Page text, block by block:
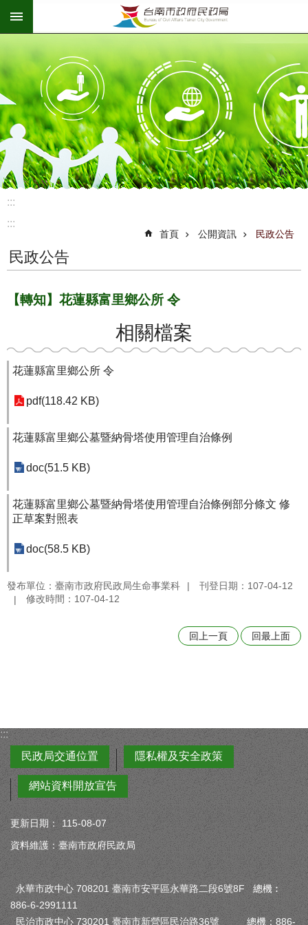
跳到主要內容區塊
:::
:::
首頁 公開資訊 民政公告
民政公告
【轉知】花蓮縣富里鄉公所 令
相關檔案
花蓮縣富里鄉公所 令
pdf(118.42 KB)
花蓮縣富里鄉公墓暨納骨塔使用管理自治條例
doc(51.5 KB)
花蓮縣富里鄉公墓暨納骨塔使用管理自治條例部分條文 修
正草案對照表
doc(58.5 KB)
發布單位：臺南市政府民政局生命事業科
刊登日期：107-04-12
修改時間：107-04-12
回上一頁 回最上面
:::
民政局交通位置
隱私權及安全政策
網站資料開放宣告
更新日期：
115-08-07
資料維護：臺南市政府民政局
永華市政中心 708201 臺南市安平區永華路二段6號8F 總機︰
886-6-2991111
民治市政中心 730201 臺南市新營區民治路36號 總機：886-